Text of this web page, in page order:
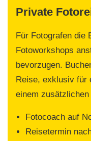
Private
Für Fotografen die
Fotoworkshops
bevorzugen.
Reise, exklusiv für
einem
Fotocoach auf
Reisetermin